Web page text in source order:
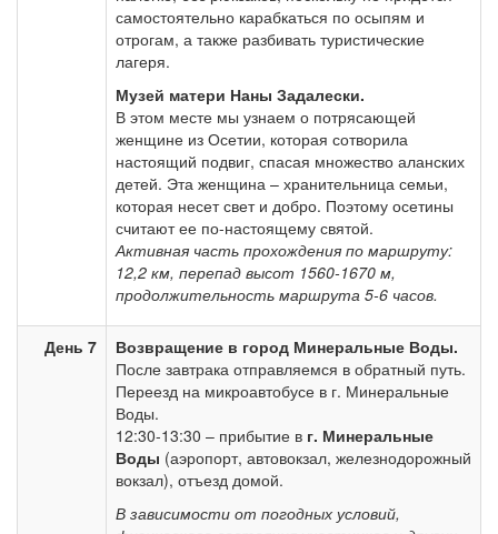
самостоятельно карабкаться по осыпям и
отрогам, а также разбивать туристические
лагеря.
Музей матери Наны Задалески.
В этом месте мы узнаем о потрясающей
женщине из Осетии, которая сотворила
настоящий подвиг, спасая множество аланских
детей. Эта женщина – хранительница семьи,
которая несет свет и добро. Поэтому осетины
считают ее по-настоящему святой.
Активная часть прохождения по маршруту:
12,2 км, перепад высот 1560-1670 м,
продолжительность маршрута 5-6 часов.
День 7
Возвращение в город Минеральные Воды.
После завтрака отправляемся в обратный путь.
Переезд на микроавтобусе в г. Минеральные
Воды.
12:30-13:30 – прибытие в г. Минеральные
Воды (аэропорт, автовокзал, железнодорожный
вокзал), отъезд домой.
В зависимости от погодных условий,